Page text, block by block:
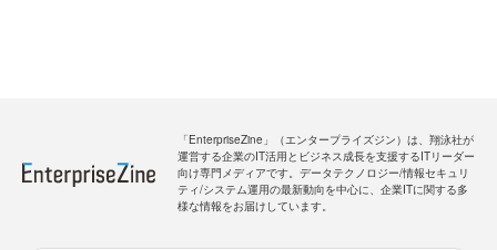
「EnterpriseZine」（エンタープライズジン）は、翔泳社が
運営する企業のIT活用とビジネス成長を支援するITリーダー
向け専門メディアです。データテクノロジー/情報セキュリ
ティ/システム運用の最新動向を中心に、企業ITに関する多
様な情報をお届けしています。